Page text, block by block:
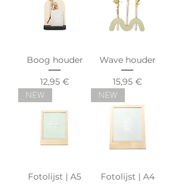
Boog houder
Preis
12,95 €
Wave houder
Preis
15,95 €
NEW
Fotolijst | A5
NEW
Fotolijst | A4